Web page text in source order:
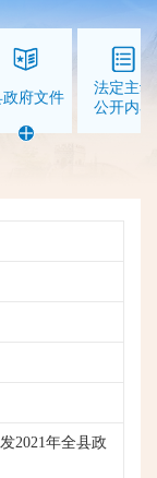
政府文件
法定主动
公开内容
2021年全县政